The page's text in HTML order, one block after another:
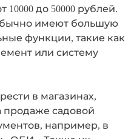
до 50000 рублей.
имеют большую
функции, такие как
или систему
в магазинах,
садовой
например, в